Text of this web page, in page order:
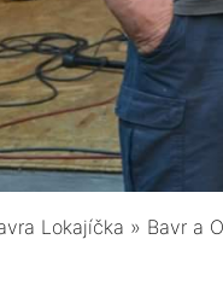
Lokajíčka » Bavr a